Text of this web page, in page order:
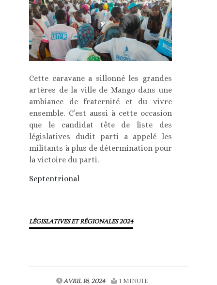
Cette caravane a sillonné les grandes
artères de la ville de Mango dans une
ambiance de fraternité et du vivre
ensemble. C’est aussi à cette occasion
que le candidat tête de liste des
législatives dudit parti a appelé les
militants à plus de détermination pour
la victoire du parti.
Septentrional
LÉGISLATIVES ET RÉGIONALES 2024
AVRIL 16, 2024
1 MINUTE